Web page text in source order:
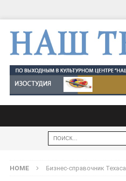
HOME Бизнес-справочник Техаса